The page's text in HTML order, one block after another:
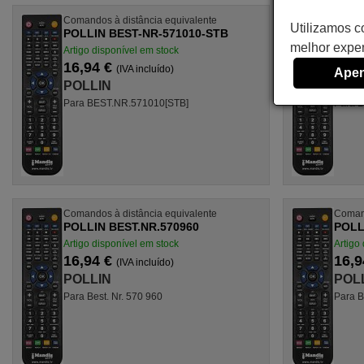
Comandos à distância equivalente
POLLIN BEST-NR-571010-STB
Artigo disponível em stock
16,94 € (IVA incluído)
POLLIN
Para BEST.NR.571010[STB]
Artigo
Para
Comandos à distância equivalente
POLLIN BEST.NR.570960
Artigo disponível em stock
16,94 € (IVA incluído)
POLLIN
Para Best. Nr. 570 960
Artigo
Para
Utilizamos
melhor